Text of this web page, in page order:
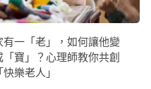
有一「老」，如何讓他變
「寶」？心理師教你共創
快樂老人」